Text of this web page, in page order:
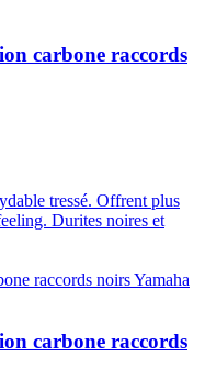
carbone raccords
tressé. Offrent plus
Durites noires et
carbone raccords